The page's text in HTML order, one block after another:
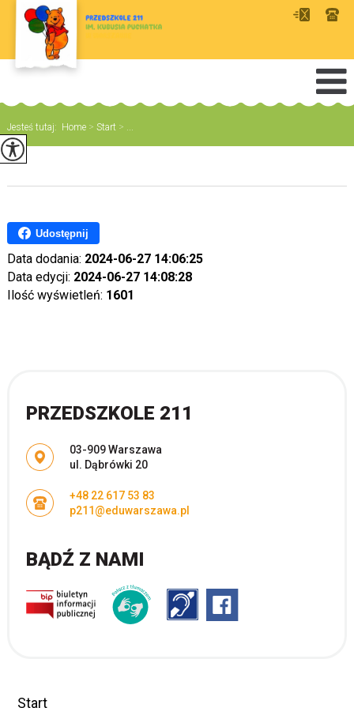
Jesteś tutaj: Home > Start > ...
Udostępnij
Data dodania: 2024-06-27 14:06:25
Data edycji: 2024-06-27 14:08:28
Ilość wyświetleń: 1601
PRZEDSZKOLE 211
Adres pocztowy:
03-909 Warszawa
ul. Dąbrówki 20
+48 22 617 53 83
p211@eduwarszawa.pl
BĄDŹ Z NAMI
Start